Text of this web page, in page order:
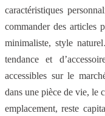
caractéristiques
commander des articles
minimaliste, style
tendance et
accessibles sur le
dans une pièce de vie, le
emplacement, reste